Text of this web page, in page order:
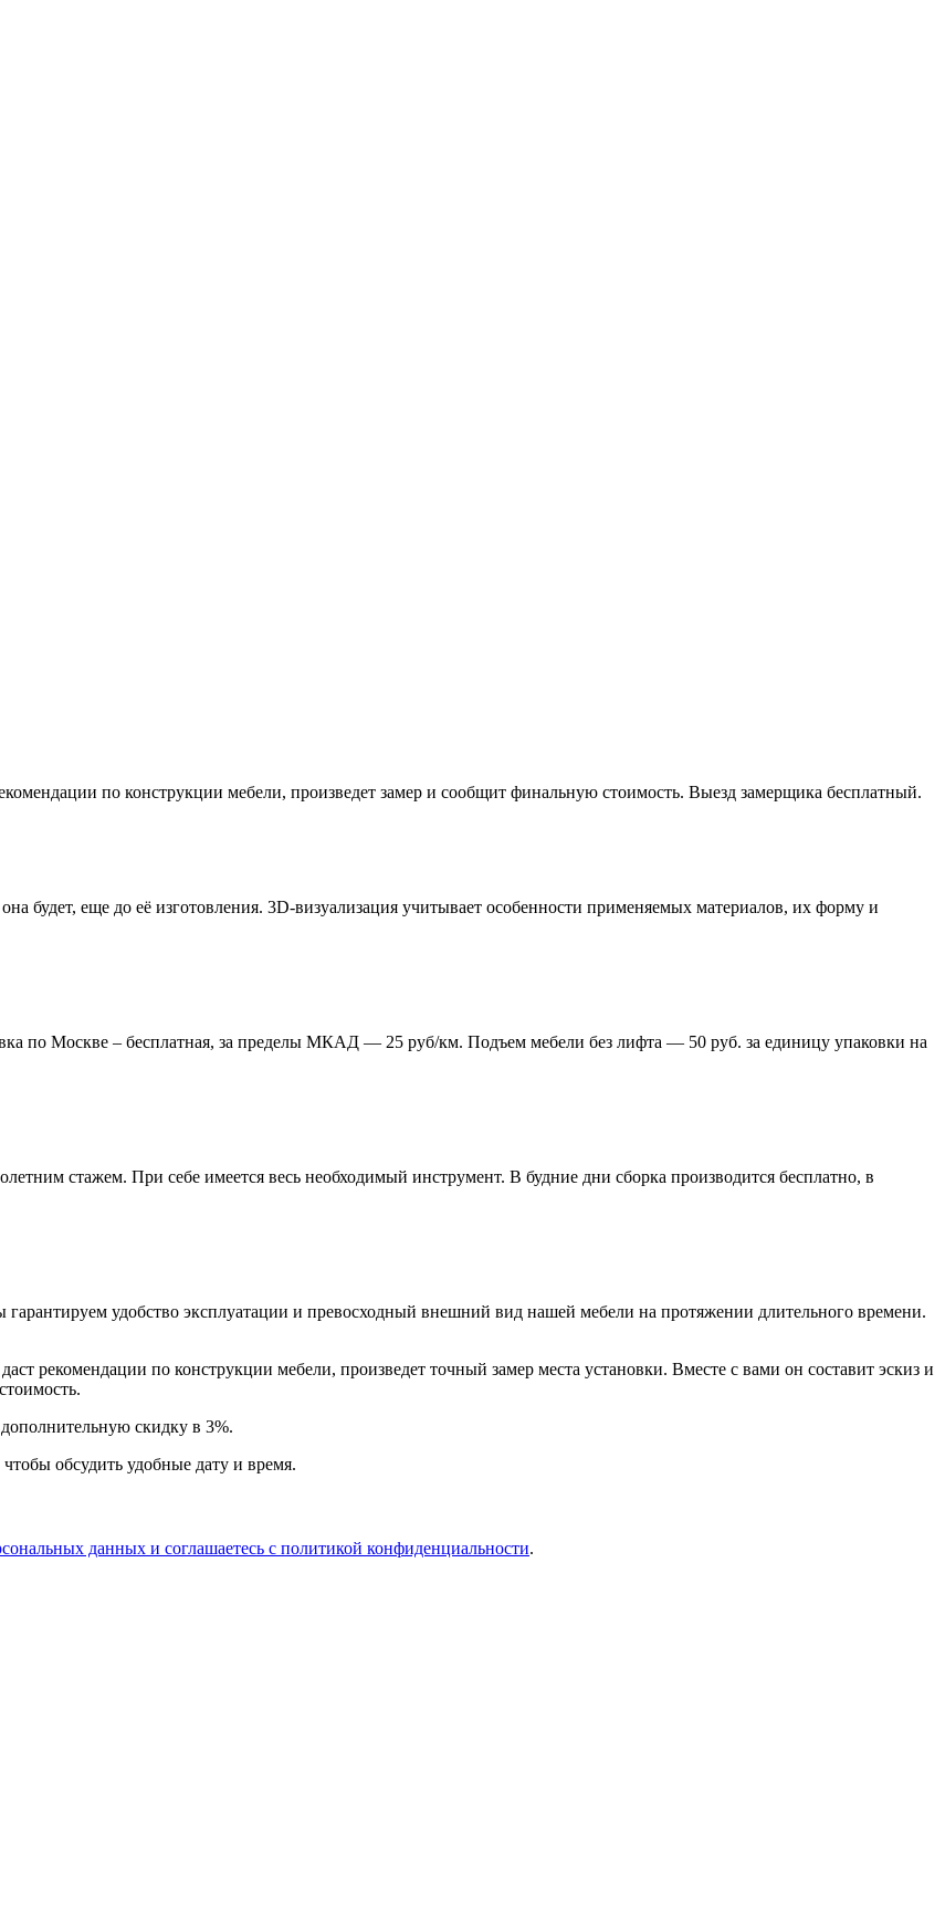
по конструкции мебели, произведет замер и сообщит финальную стоимость. Выезд замерщика бесплатный.
будет, еще до её изготовления. 3D-визуализация учитывает особенности применяемых материалов, их форму и
по Москве – бесплатная, за пределы МКАД — 25 руб/км. Подъем мебели без лифта — 50 руб. за единицу упаковки на
стажем. При себе имеется весь необходимый инструмент. В будние дни сборка производится бесплатно, в
гарантируем удобство эксплуатации и превосходный внешний вид нашей мебели на протяжении длительного времени.
рекомендации по конструкции мебели, произведет точный замер места установки. Вместе с вами он составит эскиз и
дополнительную скидку в 3%.
обсудить удобные дату и время.
данных​ и соглашаетесь c политикой конфиденциальности.